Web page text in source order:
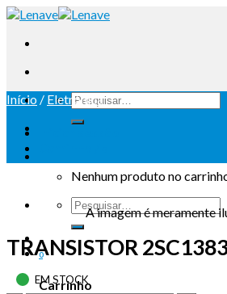
Nenhum produto no
0
Carrinho
Início / Eletrónica
A imagem é meramente
TRANSISTOR
EM STOCK